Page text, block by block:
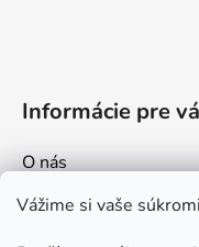
Vážime si vaše
Informácie pre
O nás
Kontakt